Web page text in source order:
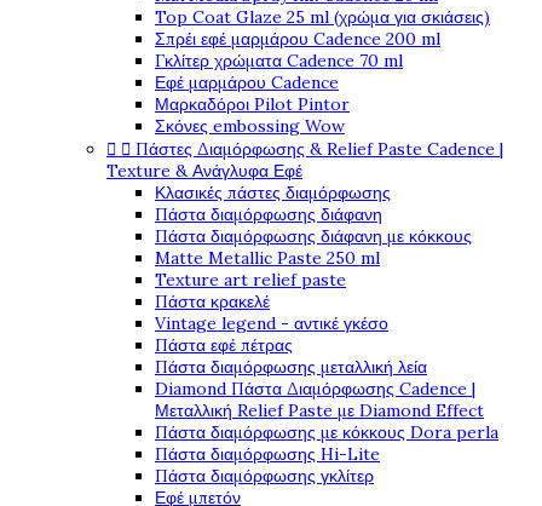
Top Coat Glaze 25 ml (χρώμα για σκιάσεις)
Σπρέι εφέ μαρμάρου Cadence 200 ml
Γκλίτερ χρώματα Cadence 70 ml
Εφέ μαρμάρου Cadence
Μαρκαδόροι Pilot Pintor
Σκόνες embossing Wow
  Πάστες Διαμόρφωσης & Relief Paste Cadence |
Texture & Ανάγλυφα Εφέ
Κλασικές πάστες διαμόρφωσης
Πάστα διαμόρφωσης διάφανη
Πάστα διαμόρφωσης διάφανη με κόκκους
Matte Metallic Paste 250 ml
Texture art relief paste
Πάστα κρακελέ
Vintage legend - αντικέ γκέσο
Πάστα εφέ πέτρας
Πάστα διαμόρφωσης μεταλλική λεία
Diamond Πάστα Διαμόρφωσης Cadence |
Μεταλλική Relief Paste με Diamond Effect
Πάστα διαμόρφωσης με κόκκους Dora perla
Πάστα διαμόρφωσης Hi-Lite
Πάστα διαμόρφωσης γκλίτερ
Εφέ μπετόν